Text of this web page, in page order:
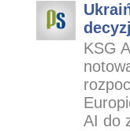
KSG
AI do